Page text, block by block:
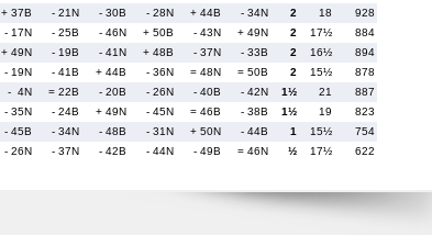
+ 37B - 21N - 30B - 28N + 44B - 34N 2 18
928
- 17N - 25B - 46N + 50B - 43N + 49N 2 17½
884
+ 49N - 19B - 41N + 48B - 37N - 33B 2 16½
894
- 19N - 41B + 44B - 36N = 48N = 50B 2 15½
878
- 4N = 22B - 20B - 26N - 40B - 42N 1½ 21
887
- 35N - 24B + 49N - 45N = 46B - 38B 1½ 19
823
- 45B - 34N - 48B - 31N + 50N - 44B 1 15½
754
- 26N - 37N - 42B - 44N - 49B = 46N ½ 17½ 622